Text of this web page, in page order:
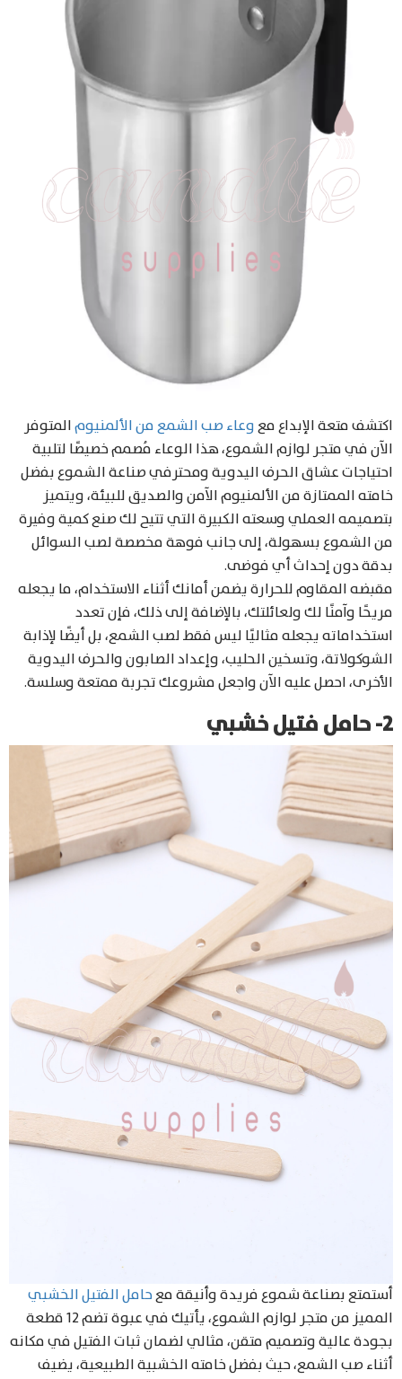
اكتشف متعة الإبداع معوعاء صب الشمع من الألمنيومالمتوفر
الآن في متجر لوازم الشموع، هذا الوعاء مُصمم خصيصًا لتلبية
احتياجات عشاق الحرف اليدوية ومحترفي صناعة الشموع بفضل
خامته الممتازة من الألمنيوم الآمن والصديق للبيئة، ويتميز
بتصميمه العملي وسعته الكبيرة التي تتيح لك صنع كمية وفيرة
من الشموع بسهولة، إلى جانب فوهة مخصصة لصب السوائل
بدقة دون إحداث أي فوضى.
مقبضه المقاوم للحرارة يضمن أمانك أثناء الاستخدام، ما يجعله
مريحًا وآمنًا لك ولعائلتك، بالإضافة إلى ذلك، فإن تعدد
استخداماته يجعله مثاليًا ليس فقط لصب الشمع، بل أيضًا لإذابة
الشوكولاتة، وتسخين الحليب، وإعداد الصابون والحرف اليدوية
الأخرى، احصل عليه الآن واجعل مشروعك تجربة ممتعة وسلسة.
2- حامل فتيل خشبي
أستمتع بصناعة شموع فريدة وأنيقة معحامل الفتيل الخشبي
المميز من متجر لوازم الشموع، يأتيك في عبوة تضم 12 قطعة
بجودة عالية وتصميم متقن، مثالي لضمان ثبات الفتيل في مكانه
أثناء صب الشمع، حيث بفضل خامته الخشبية الطبيعية، يضيف